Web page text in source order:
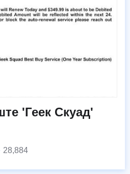
'Геек Скуад'
28,884